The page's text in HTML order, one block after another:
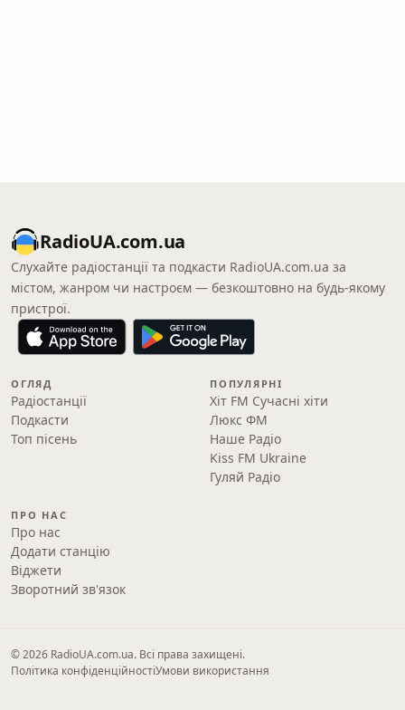
RadioUA.com.ua
Слухайте радіостанції та подкасти RadioUA.com.ua за
містом, жанром чи настроєм — безкоштовно на будь-якому
пристрої.
ОГЛЯД
Радіостанції
Подкасти
Топ пісень
ПОПУЛЯРНІ
Хіт FM Сучасні хіти
Люкс ФМ
Наше Радіо
Kiss FM Ukraine
Гуляй Радіо
ПРО НАС
Про нас
Додати станцію
Віджети
Зворотний зв'язок
© 2026 RadioUA.com.ua. Всі права захищені.
Політика конфіденційностіУмови використання